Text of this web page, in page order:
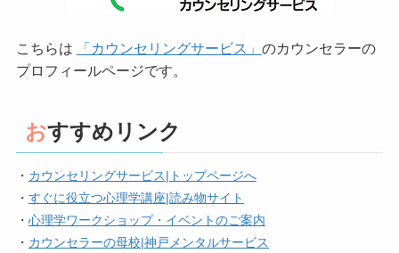
こちらは 「カウンセリングサービス」 のカウンセラーの
プロフィールページです。
おすすめリンク
・ カウンセリングサービス|トップページへ
・ すぐに役立つ心理学講座|読み物サイト
・ 心理学ワークショップ・イベントのご案内
・ カウンセラーの母校|神戸メンタルサービス